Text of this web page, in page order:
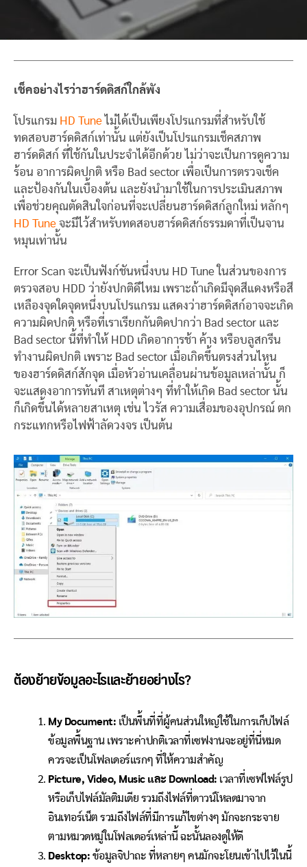
เช็คอย่างไรว่าฮาร์ดดิสก์ใกล้พัง
โปรแกรม HD Tune ไม่ได้เป็นเพียงโปรแกรมที่สำหรับใช้
ทดสอบฮาร์ดดิสก์เท่านั้น แต่ยังเป็นโปรแกรมเช็คสภาพ
ฮาร์ดดิสก์ ที่ใช้กันในประจำได้อีกด้วย ไม่ว่าจะเป็นการดูความ
ร้อน อาการผิดปกติ หรือ Bad sector เพื่อเป็นการตรวจเช็ค
และป้องกันในเบื้องต้น และยังนำมาใช้ในการประเมินสภาพ
เพื่อช่วยคุณตัดสินใจก่อนที่จะเปลี่ยนฮาร์ดดิสก์ลูกใหม่ หลักๆ
HD Tune จะมีไว้สำหรับทดสอบฮาร์ดดิสก์ธรรมดาที่เป็นจาน
หมุนเท่านั้น
Error Scan จะเป็นฟังก์ชันหนึ่งบน HD Tune ในส่วนของการ
ตรวจสอบ HDD ว่ายังปกติดีไหม เพราะถ้าเกิดมีจุดสีแดงหรือสี
เหลืองจุดใดจุดหนึ่งบนโปรแกรม แสดงว่าฮาร์ดดิสก์อาจจะเกิด
ความผิดปกติ หรือที่เราเรียกกันติดปากว่า Bad sector และ
Bad sector นี้ที่ทำให้ HDD เกิดอาการช้า ค้าง หรือบลูสกรีน
ทำงานผิดปกติ เพราะ Bad sector เมื่อเกิดขึ้นตรงส่วนไหน
ของฮาร์ดดิสก์สักจุด เมื่อหัวอ่านเคลื่อนผ่านข้อมูลเหล่านั้น ก็
จะแสดงอาการทันที สาเหตุต่างๆ ที่ทำให้เกิด Bad sector นั้น
ก็เกิดขึ้นได้หลายสาเหตุ เช่น ไวรัส ความเสื่อมของอุปกรณ์ ตก
กระแทกหรือไฟฟ้าลัดวงจร เป็นต้น
ต้องย้ายข้อมูลอะไรและย้ายอย่างไร?
My Document: เป็นพื้นที่ที่ผู้คนส่วนใหญ่ใช้ในการเก็บไฟล์
ข้อมูลพื้นฐาน เพราะค่าปกติเวลาที่เซฟงานจะอยู่ที่นี่หมด
ควรจะเป็นโฟลเดอร์แรกๆ ที่ให้ความสำคัญ
Picture, Video, Music และ Download: เวลาที่เซฟไฟล์รูป
หรือเก็บไฟล์มัลติมเดีย รวมถึงไฟล์ที่ดาวน์โหลดมาจาก
อินเทอร์เน็ต รวมถึงไฟล์ที่มีการแก้ไขต่างๆ มักจะกระจาย
ตามหมวดหมู่ในโฟลเดอร์เหล่านี้ ฉะนั้นลองดูให้ดี
Desktop: ข้อมูลจิปาถะ ที่หลายๆ คนมักจะโยนเข้าไปไว้ในนี้